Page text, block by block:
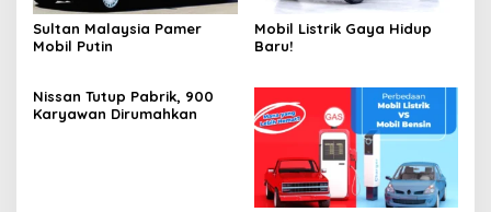
Sultan Malaysia Pamer
Mobil Putin
Mobil Listrik Gaya Hidup
Baru!
Nissan Tutup Pabrik, 900
Karyawan Dirumahkan